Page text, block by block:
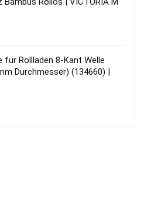
für Rollladen 8-Kant Welle
Durchmesser) (134660) |